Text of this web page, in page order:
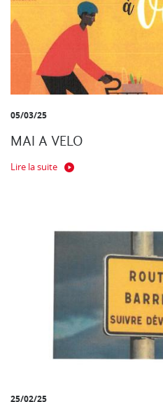
05/03/25
MAI A VELO
Lire la suite
25/02/25